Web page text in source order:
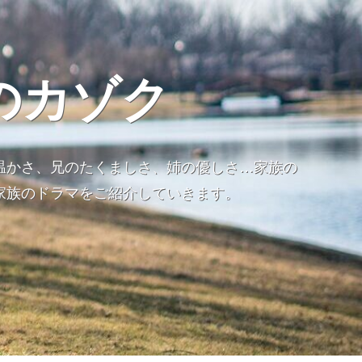
カゾク
かさ、兄のたくましさ、姉の優しさ…家族の
のドラマをご紹介していきます。